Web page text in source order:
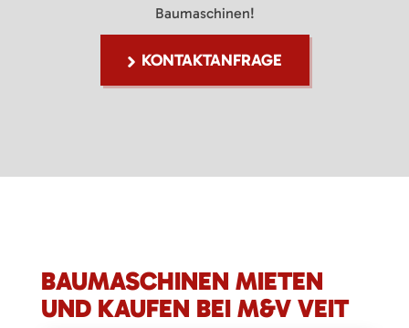
Baumaschinen!
KONTAKTANFRAGE
BAUMASCHINEN MIETEN
UND KAUFEN BEI M&V VEIT